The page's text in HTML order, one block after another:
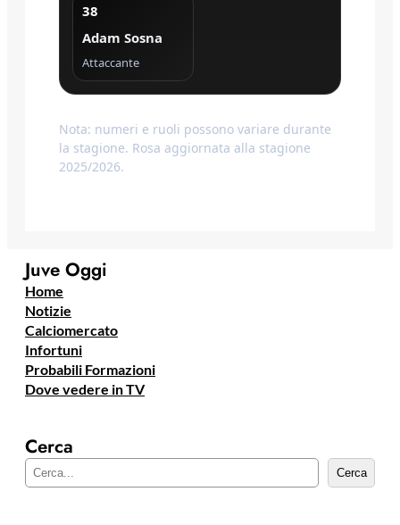
38
Adam Sosna
Attaccante
Nota: numeri e ruoli possono variare durante
la stagione. Rosa aggiornata alla stagione
2025/2026.
Juve Oggi
Home
Notizie
Calciomercato
Infortuni
Probabili Formazioni
Dove vedere in TV
Cerca
e
Cerca